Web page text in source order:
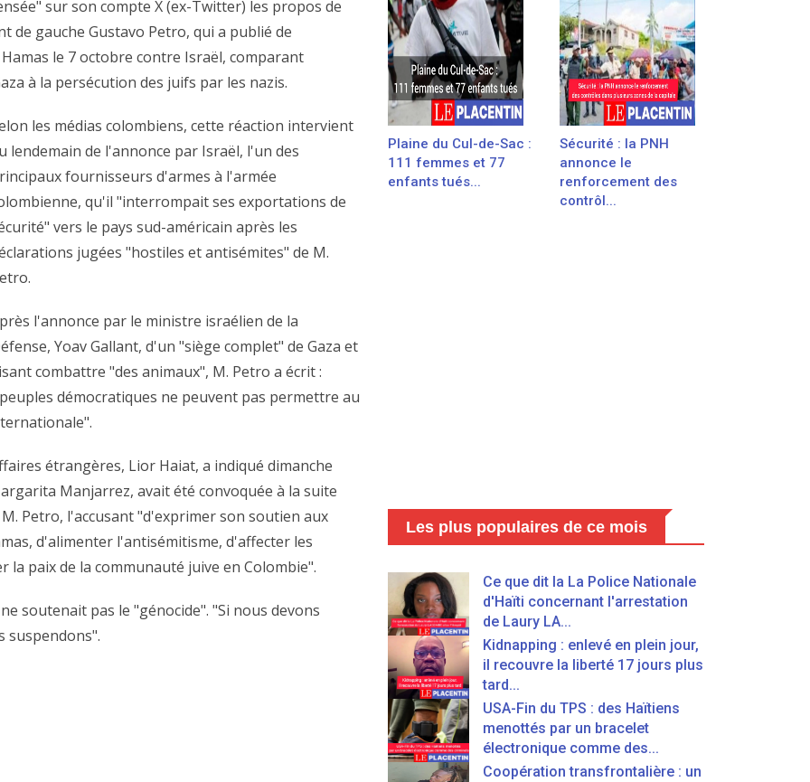
sur son compte X (ex-Twitter) les propos de
de gauche Gustavo Petro, qui a publié de
le 7 octobre contre Israël, comparant
à la persécution des juifs par les nazis.
les médias colombiens, cette réaction intervient
lendemain de l'annonce par Israël, l'un des
fournisseurs d'armes à l'armée
qu'il "interrompait ses exportations de
vers le pays sud-américain après les
jugées "hostiles et antisémites" de M.
l'annonce par le ministre israélien de la
Yoav Gallant, d'un "siège complet" de Gaza et
combattre "des animaux", M. Petro a écrit :
démocratiques ne peuvent pas permettre au
étrangères, Lior Haiat, a indiqué dimanche
Manjarrez, avait été convoquée à la suite
Petro, l'accusant "d'exprimer son soutien aux
d'alimenter l'antisémitisme, d'affecter les
paix de la communauté juive en Colombie".
soutenait pas le "génocide". "Si nous devons
suspendons".
Plaine du Cul-de-Sac :
111 femmes et 77
enfants tués...
Sécurité : la PNH
annonce le
renforcement des
contrôl...
Les plus populaires de ce mois
Ce que dit la La Police Nationale
d'Haïti concernant l'arrestation
de Laury LA...
Kidnapping : enlevé en plein jour,
il recouvre la liberté 17 jours plus
tard...
USA-Fin du TPS : des Haïtiens
menottés par un bracelet
électronique comme des...
Coopération transfrontalière : un